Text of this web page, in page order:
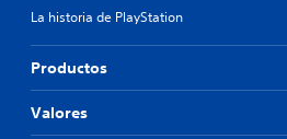
La historia de PlayStation
Productos
Valores